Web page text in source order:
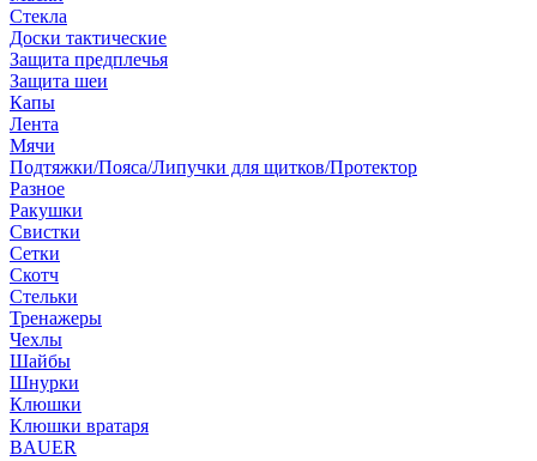
Стекла
Доски тактические
Защита предплечья
Защита шеи
Капы
Лента
Мячи
Подтяжки/Пояса/Липучки для щитков/Протектор
Разное
Ракушки
Свистки
Сетки
Скотч
Стельки
Тренажеры
Чехлы
Шайбы
Шнурки
Клюшки
Клюшки вратаря
BAUER